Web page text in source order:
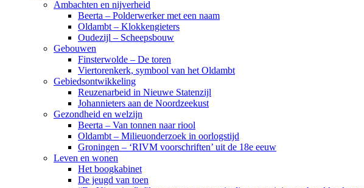
Ambachten en nijverheid
Beerta – Polderwerker met een naam
Oldambt – Klokkengieters
Oudezijl – Scheepsbouw
Gebouwen
Finsterwolde – De toren
Viertorenkerk, symbool van het Oldambt
Gebiedsontwikkeling
Reuzenarbeid in Nieuwe Statenzijl
Johannieters aan de Noordzeekust
Gezondheid en welzijn
Beerta – Van tonnen naar riool
Oldambt – Milieuonderzoek in oorlogstijd
Groningen – ‘RIVM voorschriften’ uit de 18e eeuw
Leven en wonen
Het boogkabinet
De jeugd van toen